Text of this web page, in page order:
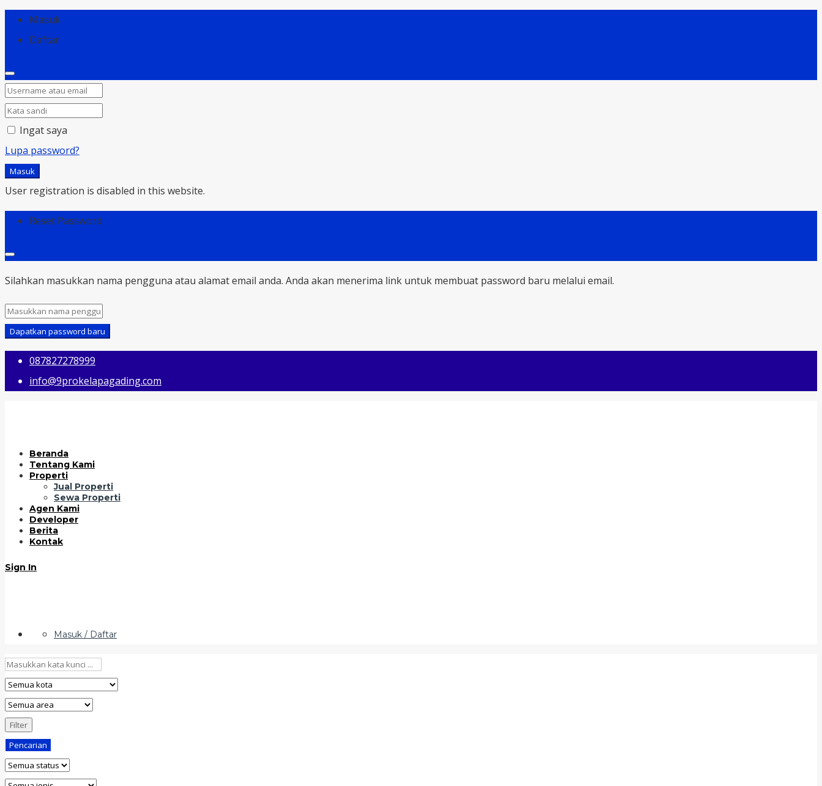
Masuk
Daftar
Ingat saya
Lupa password?
Masuk
User registration is disabled in this website.
Reset Password
Silahkan masukkan nama pengguna atau alamat email anda. Anda akan menerima link untuk membuat password baru melalui email.
Dapatkan password baru
087827278999
info@9prokelapagading.com
Beranda
Tentang Kami
Properti
Jual Properti
Sewa Properti
Agen Kami
Developer
Berita
Kontak
Sign In
Masuk / Daftar
Filter
Pencarian